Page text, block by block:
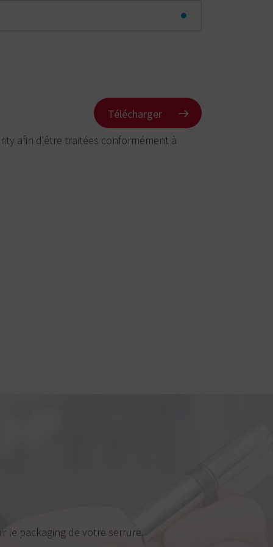
afin d'être traitées conformément à
le packaging de votre serrure.